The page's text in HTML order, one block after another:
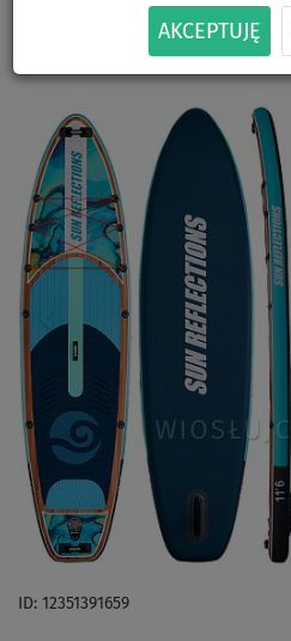
AKCEPTUJĘ
ID: 12351391659